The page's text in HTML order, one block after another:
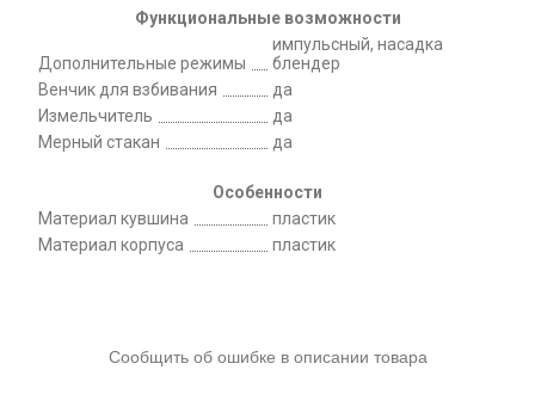
Функциональные возможности
Дополнительные режимы
импульсный, насадка
блендер
Венчик для взбивания
да
Измельчитель
да
Мерный стакан
да
Особенности
Материал кувшина
пластик
Материал корпуса
пластик
Сообщить об ошибке в описании товара